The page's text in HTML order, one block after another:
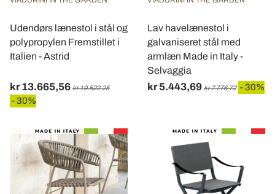
Udendørs lænestol i stål og
polypropylen Fremstillet i
Italien - Astrid
kr 13.665,56 kr 19.522,25
- 30%
Lav havelænestol i
galvaniseret stål med
armlæn Made in Italy -
Selvaggia
kr 5.443,69 kr 7.776,72 - 30%